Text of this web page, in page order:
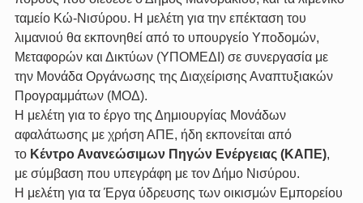
ταμείο Κώ-Νισύρου. Η μελέτη για την επέκταση του
λιμανιού θα εκπονηθεί από το υπουργείο Υποδομών,
Μεταφορών και Δικτύων (ΥΠΟΜΕΔΙ) σε συνεργασία με
την Μονάδα Οργάνωσης της Διαχείρισης Αναπτυξιακών
Προγραμμάτων (ΜΟΔ).
Η μελέτη για το έργο της Δημιουργίας Μονάδων
αφαλάτωσης με χρήση ΑΠΕ, ήδη εκπονείται από
το Κέντρο Ανανεώσιμων Πηγών Ενέργειας (ΚΑΠΕ),
με σύμβαση που υπεγράφη με τον Δήμο Νισύρου.
Η μελέτη για τα Έργα ύδρευσης των οικισμών Εμπορείου